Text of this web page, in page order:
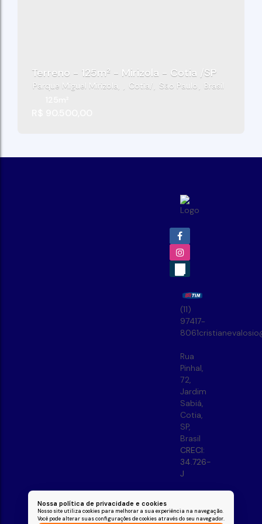
Nossa política de privacidade e cookies
Nosso site utiliza cookies para melhorar a sua experiência na navegação.
Você pode alterar suas configurações de cookies através do seu navegador.
Terreno - 125m² - Mirizola - Cotia /SP
Parque Miguel Mirizola Cotia São Paulo
Brasil
(11)
97417-
8061
Rua
Pinhal,
72,
Jardim
Sabiá,
Cotia,
SP,
Brasil
CRECI:
34.726-
J